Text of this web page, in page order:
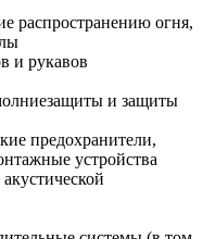
распространению огня,
и рукавов
и защиты
предохранители,
устройства